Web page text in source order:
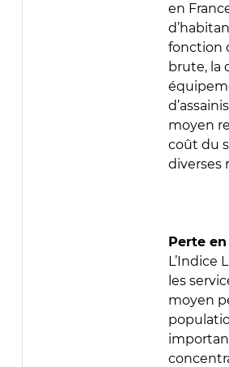
en
fonction
brute, la
moyen
coût du
diverses
Perte
L’Indice
les
moyen